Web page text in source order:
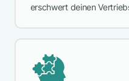
erschwert deinen